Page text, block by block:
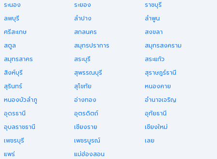
ระนอง
ระยอง
ราชบุรี
ลพบุรี
ลำปาง
ลำพูน
ศรีสะเกษ
สกลนคร
สงขลา
สตูล
สมุทรปราการ
สมุทรสงคราม
สมุทรสาคร
สระบุรี
สระแก้ว
สิงห์บุรี
สุพรรณบุรี
สุราษฎร์ธานี
สุรินทร์
สุโขทัย
หนองคาย
หนองบัวลำภู
อ่างทอง
อำนาจเจริญ
อุดรธานี
อุตรดิตถ์
อุทัยธานี
อุบลราชธานี
เชียงราย
เชียงใหม่
เพชรบุรี
เพชรบูรณ์
เลย
แพร่
แม่ฮ่องสอน